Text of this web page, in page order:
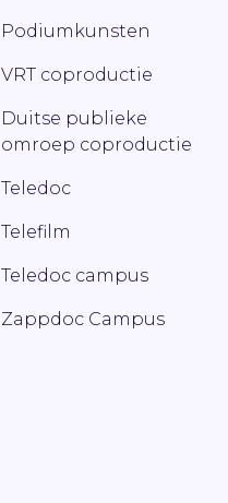
Podiumkunsten
VRT coproductie
Duitse publieke
omroep coproductie
Teledoc
Telefilm
Teledoc campus
Zappdoc Campus